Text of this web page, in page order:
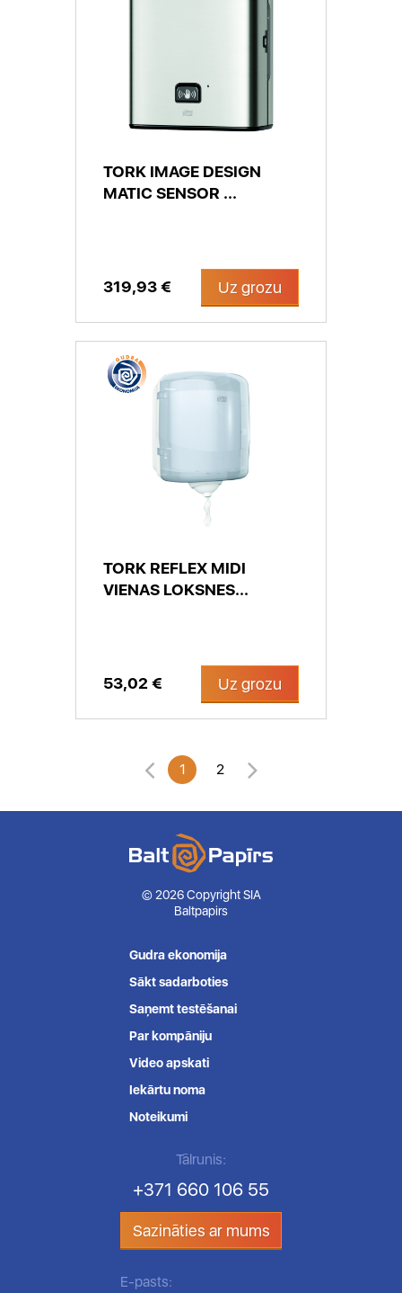
TORK IMAGE DESIGN
MATIC SENSOR ...
319,93 € Uz grozu
TORK REFLEX MIDI
VIENAS LOKSNES...
53,02 € Uz grozu
1 2
© 2026 Copyright SIA
Baltpapirs
Gudra ekonomija
Sākt sadarboties
Saņemt testēšanai
Par kompāniju
Video apskati
Iekārtu noma
Noteikumi
Tālrunis:
+371 660 106 55
Sazināties ar mums
E-pasts: